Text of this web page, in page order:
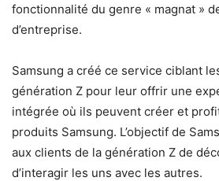
fonctionnalité du genre « magnat »
d’entreprise.
Samsung a créé ce service ciblant
génération Z pour leur offrir une
intégrée où ils peuvent créer et
produits Samsung. L’objectif de
aux clients de la génération Z de
d’interagir les uns avec les autres.